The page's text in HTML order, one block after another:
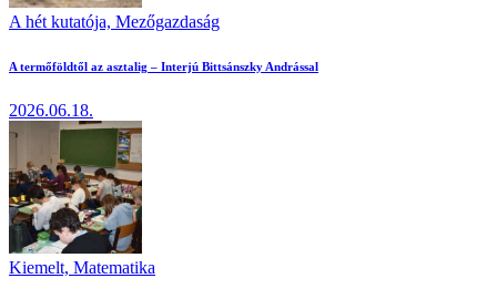
A hét kutatója, Mezőgazdaság
A termőföldtől az asztalig – Interjú Bittsánszky Andrással
2026.06.18.
Kiemelt, Matematika